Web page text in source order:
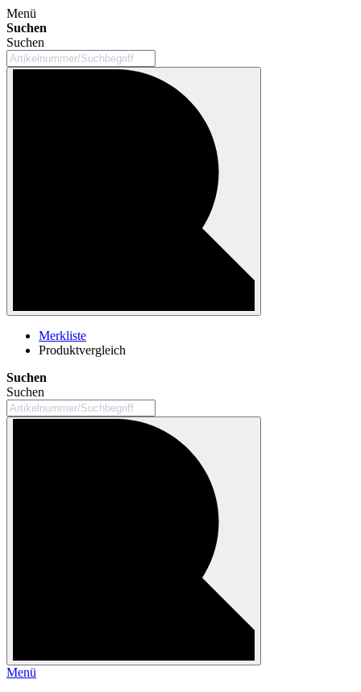
Menü
Suchen
Suchen
Merkliste
Produktvergleich
Suchen
Suchen
Menü